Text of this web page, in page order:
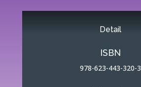
Detail
ISBN
978-623-443-320-3